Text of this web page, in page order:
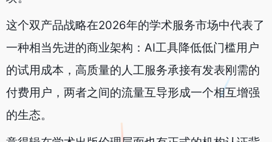
这个双产品战略在2026年的学术服务市场中代表了
一种相当先进的商业架构：AI工具降低低门槛用户
的试用成本，高质量的人工服务承接有发表刚需的
付费用户，两者之间的流量互导形成一个相互增强
的生态。